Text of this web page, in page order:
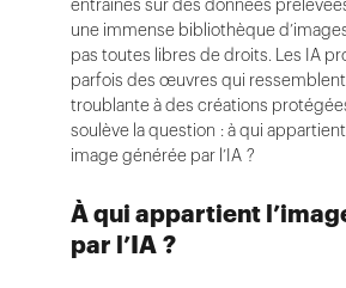
entraînés sur des données
une immense bibliothèque
pas toutes libres de droits. Les IA
parfois des œuvres qui
troublante à des créations
soulève la question : à qui
image générée par l’IA ?
À qui appartient
par l’IA ?